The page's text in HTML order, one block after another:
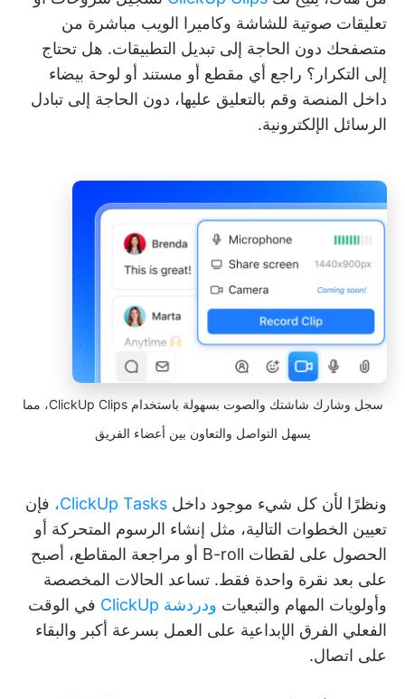
تعليقات صوتية للشاشة وكاميرا الويب مباشرة من
متصفحك دون الحاجة إلى تبديل التطبيقات. هل تحتاج
إلى التكرار؟ راجع أي مقطع أو مستند أو لوحة بيضاء
داخل المنصة وقم بالتعليق عليها، دون الحاجة إلى تبادل
الرسائل الإلكترونية.
سجل وشارك شاشتك والصوت بسهولة باستخدام ClickUp Clips، مما
يسهل التواصل والتعاون بين أعضاء الفريق
ونظرًا لأن كل شيء موجود داخل ClickUp Tasks،
فإن
تعيين الخطوات التالية، مثل إنشاء الرسوم المتحركة أو
الحصول على لقطات B-roll أو مراجعة المقاطع، أصبح
على بعد نقرة واحدة فقط. تساعد الحالات المخصصة
وأولويات المهام والتبعيات ودردشة ClickUp
في الوقت
الفعلي الفرق الإبداعية على العمل بسرعة أكبر والبقاء
على اتصال.